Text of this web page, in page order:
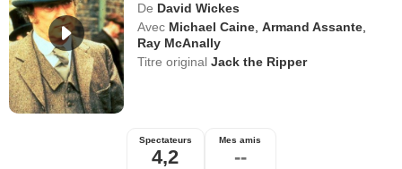
De David Wickes
Avec Michael Caine ,Armand Assante
Ray McAnally
Titre originalJack the Ripper
Spectateurs
4,2
Mes amis
--